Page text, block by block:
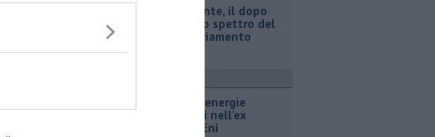
Retiambiente, il dopo
Fortini e lo spettro del
commissariamento
Hub delle energie
rinnovabili nell'ex
deposito Eni